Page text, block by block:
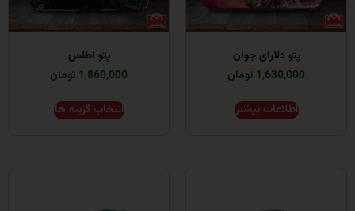
پتو دلارای جوان
اطلاعات بیشتر
انتخاب گزینه ها